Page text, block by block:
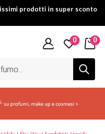
prodotti in super sconto
nella sezione saldi: il
Clicca qui
0 0